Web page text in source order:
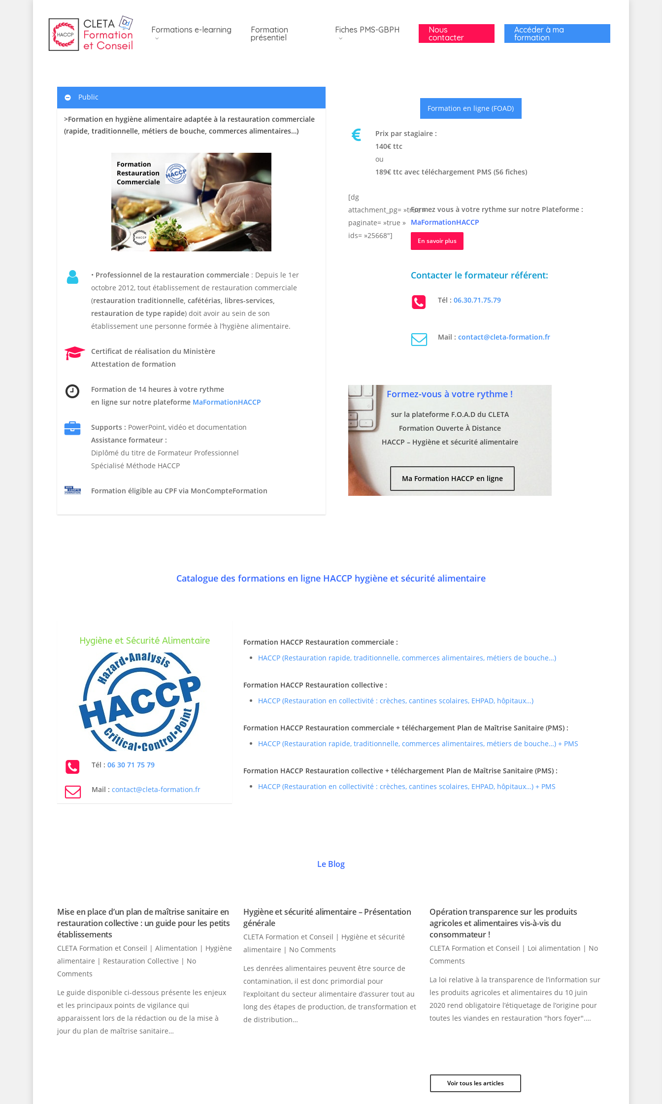
Formations e-learning
Formation
présentiel
Fiches PMS-GBPH
Nous
contacter
Accéder à ma
formation
Public
>Formation en hygiène alimentaire adaptée à la restauration commerciale
(rapide, traditionnelle, métiers de bouche, commerces alimentaires…)
• Professionnel de la restauration commerciale: Depuis le 1er
octobre 2012, tout établissement de restauration commerciale
(restauration traditionnelle, cafétérias, libres-services,
restauration de type rapide) doit avoir au sein de son
établissement une personne formée à l’hygiène alimentaire.
Certificat de réalisation du Ministère
Attestation de formation
Formation de 14 heures à votre rythme
en ligne sur notre plateforme MaFormationHACCP
Supports : PowerPoint, vidéo et documentation
Assistance formateur :
Diplômé du titre de Formateur Professionnel
Spécialisé Méthode HACCP
Formation éligible au CPF via MonCompteFormation
Formation en ligne (FOAD)
Prix par stagiaire :
140€ ttc
ou
189€ ttc avec téléchargement PMS (56 fiches)
[dg
attachment_pg= »true »
paginate= »true »
ids= »25668″]
Formez vous à votre rythme sur notre Plateforme :
MaFormationHACCP
En savoir plus
Contacter le formateur référent:
Tél : 06.30.71.75.79
Mail : contact@cleta-formation.fr
Formez-vous à votre rythme !
sur la plateforme F.O.A.D du CLETA
Formation Ouverte À Distance
HACCP – Hygiène et sécurité alimentaire
Ma Formation HACCP en ligne
Catalogue des formations en ligne HACCP hygiène et sécurité alimentaire
Hygiène et Sécurité Alimentaire
Tél : 06 30 71 75 79
Mail : contact@cleta-formation.fr
Formation HACCP Restauration commerciale :
HACCP (Restauration rapide, traditionnelle, commerces alimentaires, métiers de bouche…)
Formation HACCP Restauration collective :
HACCP (Restauration en collectivité : crèches, cantines scolaires, EHPAD, hôpitaux…)
Formation HACCP Restauration commerciale + téléchargement Plan de Maîtrise Sanitaire (PMS) :
HACCP (Restauration rapide, traditionnelle, commerces alimentaires, métiers de bouche…) + PMS
Formation HACCP Restauration collective + téléchargement Plan de Maîtrise Sanitaire (PMS) :
HACCP (Restauration en collectivité : crèches, cantines scolaires, EHPAD, hôpitaux…) + PMS
Le Blog
Mise en place d’un plan de maîtrise sanitaire en
restauration collective : un guide pour les petits
établissements
CLETA Formation et Conseil | Alimentation | Hygiène
alimentaire | Restauration Collective | No
Comments
Le guide disponible ci-dessous présente les enjeux
et les principaux points de vigilance qui
apparaissent lors de la rédaction ou de la mise à
jour du plan de maîtrise sanitaire…
Hygiène et sécurité alimentaire – Présentation
générale
CLETA Formation et Conseil | Hygiène et sécurité
alimentaire | No Comments
Les denrées alimentaires peuvent être source de
contamination, il est donc primordial pour
l’exploitant du secteur alimentaire d’assurer tout au
long des étapes de production, de transformation et
de distribution…
Opération transparence sur les produits
agricoles et alimentaires vis-à-vis du
consommateur !
CLETA Formation et Conseil | Loi alimentation | No
Comments
La loi relative à la transparence de l’information sur
les produits agricoles et alimentaires du 10 juin
2020 rend obligatoire l’étiquetage de l’origine pour
toutes les viandes en restauration "hors foyer".…
Voir tous les articles